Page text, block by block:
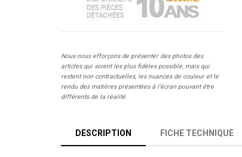
Nous nous efforçons de présenter des photos des
articles qui soient les plus fidèles possible, mais qui
restent non contractuelles, les nuances de couleur et le
rendu des matières présentées à l’écran pouvant être
différents de la réalité.
DESCRIPTION FICHE TECHNIQUE